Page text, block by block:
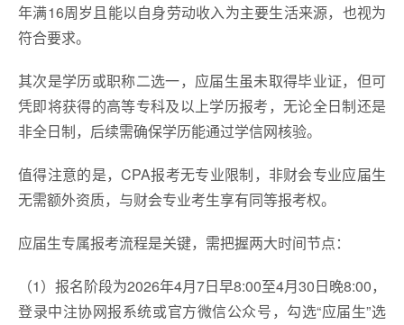
年满16周岁且能以自身劳动收入为主要生活来源，也视为
符合要求。
其次是学历或职称二选一，应届生虽未取得毕业证，但可
凭即将获得的高等专科及以上学历报考，无论全日制还是
非全日制，后续需确保学历能通过学信网核验。
值得注意的是，CPA报考无专业限制，非财会专业应届生
无需额外资质，与财会专业考生享有同等报考权。
‌应届生专属报考流程是关键，需把握两大时间节点：
（1）报名阶段为2026年4月7日早8:00至4月30日晚8:00，
登录中注协网报系统或官方微信公众号，勾选“应届生”选